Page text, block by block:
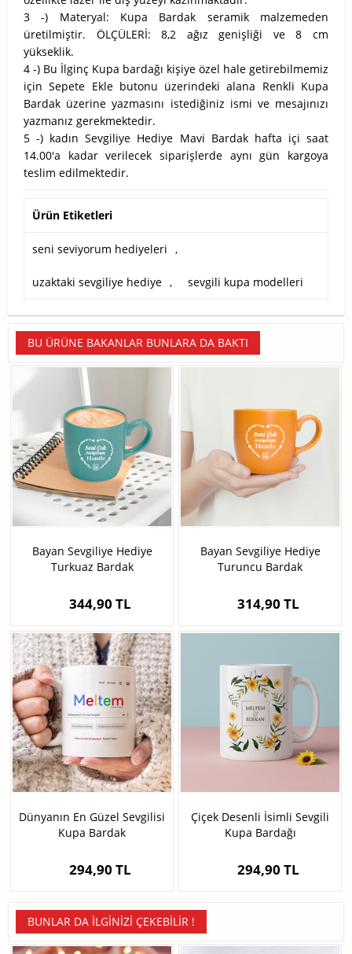
3 -) Materyal: Kupa Bardak seramik malzemeden
üretilmiştir. ÖLÇÜLERİ: 8,2 ağız genişliği ve 8 cm
yükseklik.
4 -) Bu İlginç Kupa bardağı kişiye özel hale getirebilmemiz
için Sepete Ekle butonu üzerindeki alana Renkli Kupa
Bardak üzerine yazmasını istediğiniz ismi ve mesajınızı
yazmanız gerekmektedir.
5 -) kadın Sevgiliye Hediye Mavi Bardak hafta içi saat
14.00'a kadar verilecek siparişlerde aynı gün kargoya
teslim edilmektedir.
Ürün Etiketleri
seni seviyorum hediyeleri ,
uzaktaki sevgiliye hediye , sevgili kupa modelleri
BU ÜRÜNE BAKANLAR BUNLARA DA BAKTI
Bayan Sevgiliye Hediye
Turkuaz Bardak
344,90 TL
Bayan Sevgiliye Hediye
Turuncu Bardak
314,90 TL
Dünyanın En Güzel Sevgilisi
Kupa Bardak
294,90 TL
Çiçek Desenli İsimli Sevgili
Kupa Bardağı
294,90 TL
BUNLAR DA İLGINIZI ÇEKEBILIR !